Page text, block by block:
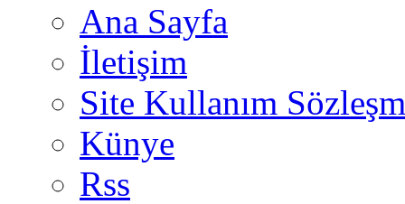
Ana Sayfa
İletişim
Site Kullanım
Künye
Rss